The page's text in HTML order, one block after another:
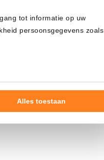
tot informatie op uw
persoonsgegevens zoals
doelen of maak
verwerken op basis van
Alles toestaan
Zcash ZEC